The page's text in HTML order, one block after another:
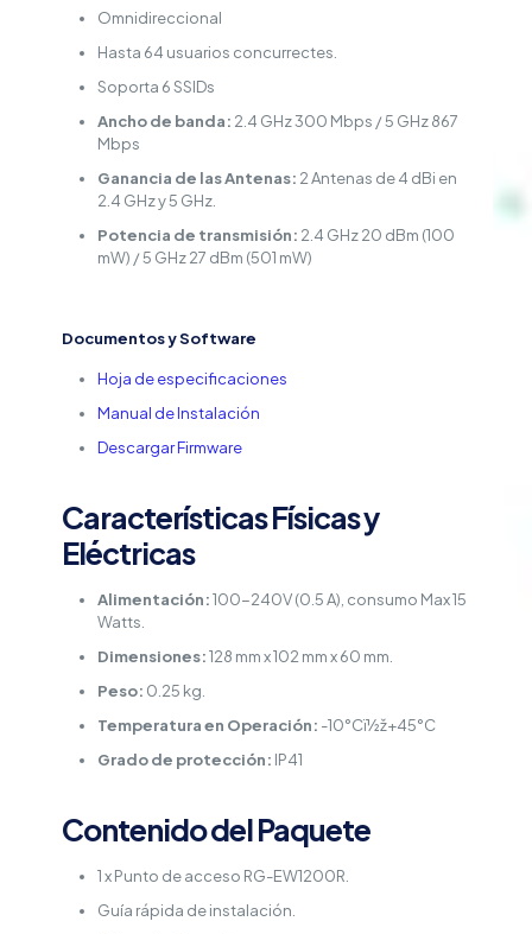
Omnidireccional
Hasta 64 usuarios concurrectes.
Soporta 6 SSIDs
Ancho de banda: 2.4 GHz 300 Mbps / 5 GHz 867
Mbps
Ganancia de las Antenas: 2 Antenas de 4 dBi en
2.4 GHz y 5 GHz.
Potencia de transmisión: 2.4 GHz 20 dBm (100
mW) / 5 GHz 27 dBm (501 mW)
Documentos y Software
Hoja de especificaciones
Manual de Instalación
Descargar Firmware
Características Físicas y
Eléctricas
Alimentación:100-240V (0.5 A), consumo Max 15
Watts.
Dimensiones:128 mm x 102 mm x 60 mm.
Peso: 0.25 kg.
Temperatura en Operación: -10°Cï½ž+45°C
Grado de protección: IP41
Contenido del Paquete
1 x Punto de acceso RG-EW1200R.
Guía rápida de instalación.